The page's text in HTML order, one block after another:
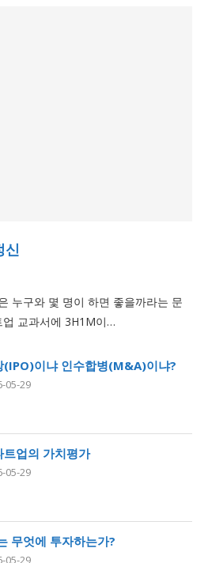
신
누구와 몇 명이 하면 좋을까라는 문
업 교과서에 3H1M이…
(IPO)이냐 인수합병(M&A)이냐?
05-29
트업의 가치평가
05-29
무엇에 투자하는가?
05-29